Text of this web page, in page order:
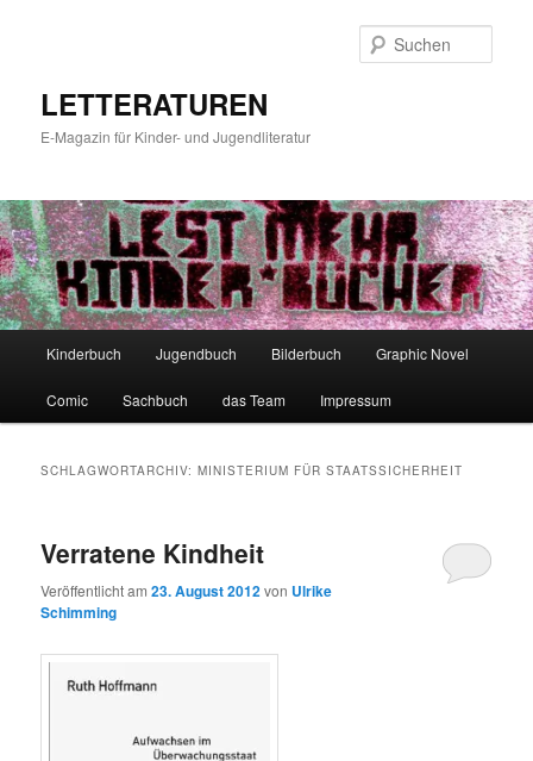
LETTERATUREN
E-Magazin für Kinder- und Jugendliteratur
Kinderbuch Jugendbuch Bilderbuch Graphic Novel
Comic Sachbuch das Team Impressum
SCHLAGWORTARCHIV:MINISTERIUM FÜR STAATSSICHERHEIT
Verratene Kindheit
Veröffentlicht am23. August 2012von Ulrike
Schimming